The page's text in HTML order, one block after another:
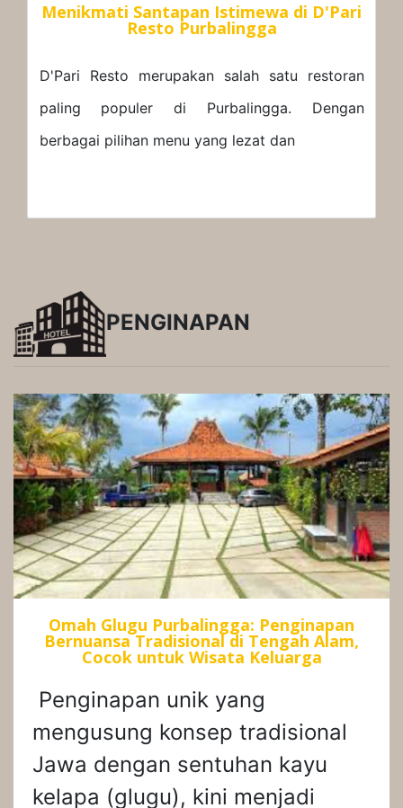
Menikmati Santapan Istimewa di D'Pari
Resto Purbalingga
D'Pari Resto merupakan salah satu restoran
paling populer di Purbalingga. Dengan
berbagai pilihan menu yang lezat dan
PENGINAPAN
Omah Glugu Purbalingga: Penginapan
Bernuansa Tradisional di Tengah Alam,
Cocok untuk Wisata Keluarga
Penginapan unik yang
mengusung konsep tradisional
Jawa dengan sentuhan kayu
kelapa (glugu), kini menjadi